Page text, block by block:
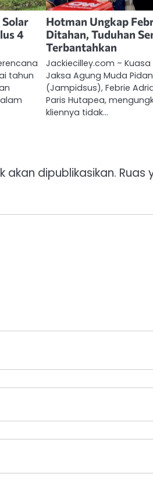
4
tahun
Hotman Ungkap
Ditahan, Tuduhan
Terbantahkan
Jackiecilley.com –
Jaksa Agung Muda
(Jampidsus), Febrie
Paris Hutapea,
kliennya tidak…
dipublikasikan. Ruas